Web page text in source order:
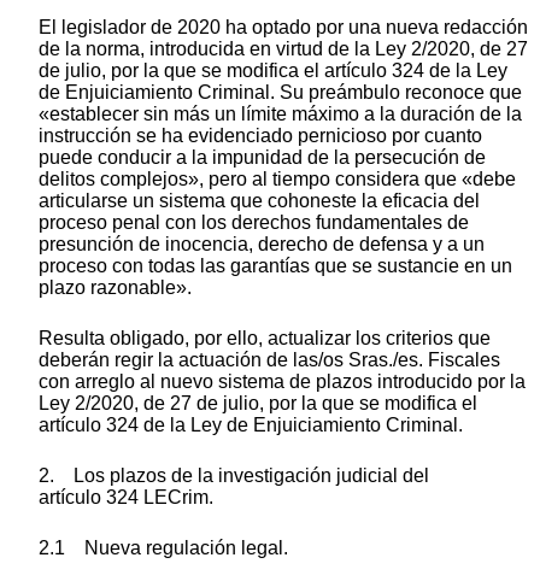
El legislador de 2020 ha optado por una nueva redacción
de la norma, introducida en virtud de la Ley 2/2020, de 27
de julio, por la que se modifica el artículo 324 de la Ley
de Enjuiciamiento Criminal. Su preámbulo reconoce que
«establecer sin más un límite máximo a la duración de la
instrucción se ha evidenciado pernicioso por cuanto
puede conducir a la impunidad de la persecución de
delitos complejos», pero al tiempo considera que «debe
articularse un sistema que cohoneste la eficacia del
proceso penal con los derechos fundamentales de
presunción de inocencia, derecho de defensa y a un
proceso con todas las garantías que se sustancie en un
plazo razonable».
Resulta obligado, por ello, actualizar los criterios que
deberán regir la actuación de las/os Sras./es. Fiscales
con arreglo al nuevo sistema de plazos introducido por la
Ley 2/2020, de 27 de julio, por la que se modifica el
artículo 324 de la Ley de Enjuiciamiento Criminal.
2. Los plazos de la investigación judicial del
artículo 324 LECrim.
2.1 Nueva regulación legal.